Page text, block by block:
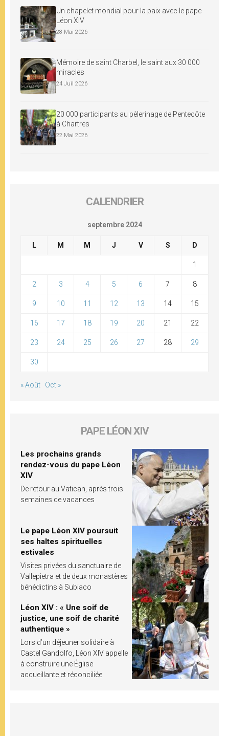
Un chapelet mondial pour la paix avec le pape
Léon XIV
28 Mai 2026
Mémoire de saint Charbel, le saint aux 30 000
miracles
24 Juil 2026
20 000 participants au pèlerinage de Pentecôte
à Chartres
22 Mai 2026
CALENDRIER
septembre 2024
L M M J V S D
1
2 3 4 5 6 7 8
9 10 11 12 13 14 15
16 17 18 19 20 21 22
23 24 25 26 27 28 29
30
« Août Oct »
PAPE LÉON XIV
Les prochains grands
rendez-vous du pape Léon
XIV
De retour au Vatican, après trois
semaines de vacances
Le pape Léon XIV poursuit
ses haltes spirituelles
estivales
Visites privées du sanctuaire de
Vallepietra et de deux monastères
bénédictins à Subiaco
Léon XIV : « Une soif de
justice, une soif de charité
authentique »
Lors d’un déjeuner solidaire à
Castel Gandolfo, Léon XIV appelle
à construire une Église
accueillante et réconciliée